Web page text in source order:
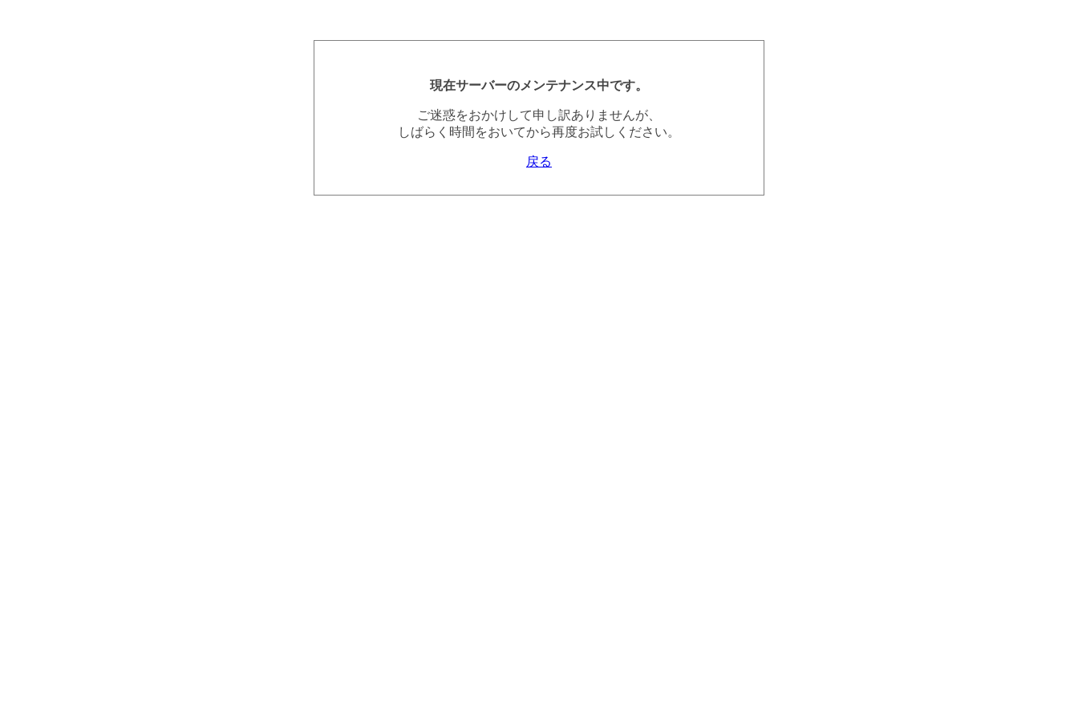
現在サーバーのメンテナンス中です。
ご迷惑をおかけして申し訳ありませんが、
しばらく時間をおいてから再度お試しください。
戻る